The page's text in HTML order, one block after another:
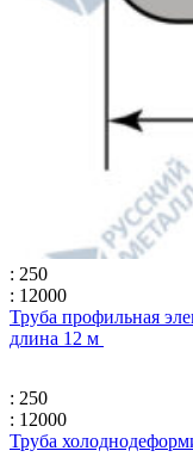
: 250
: 12000
Труба профильная
длина 12 м
: 250
: 12000
Труба